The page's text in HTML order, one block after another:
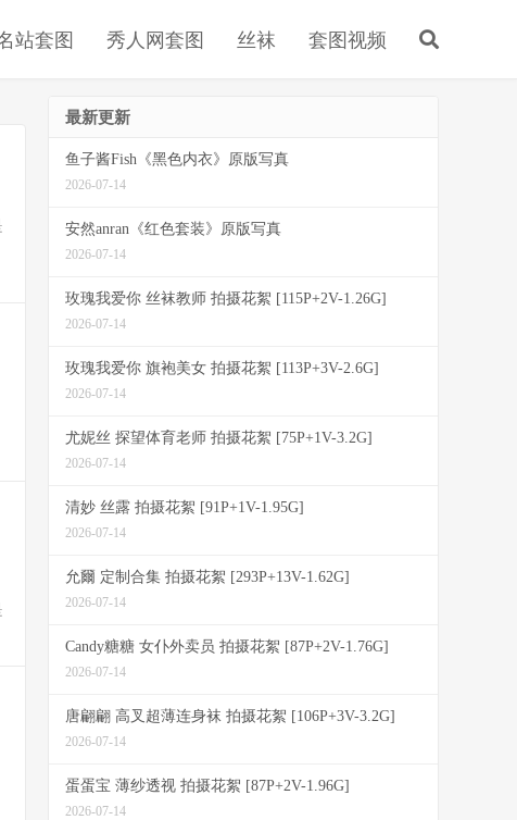
站套图 秀人网套图 丝袜 套图视频
最新更新
鱼子酱Fish《黑色内衣》原版写真
2026-07-14
安然anran《红色套装》原版写真
2026-07-14
玫瑰我爱你 丝袜教师 拍摄花絮 [115P+2V-1.26G]
2026-07-14
玫瑰我爱你 旗袍美女 拍摄花絮 [113P+3V-2.6G]
2026-07-14
尤妮丝 探望体育老师 拍摄花絮 [75P+1V-3.2G]
2026-07-14
清妙 丝露 拍摄花絮 [91P+1V-1.95G]
2026-07-14
允爾 定制合集 拍摄花絮 [293P+13V-1.62G]
2026-07-14
Candy糖糖 女仆外卖员 拍摄花絮 [87P+2V-1.76G]
2026-07-14
唐翩翩 高叉超薄连身袜 拍摄花絮 [106P+3V-3.2G]
2026-07-14
蛋蛋宝 薄纱透视 拍摄花絮 [87P+2V-1.96G]
2026-07-14